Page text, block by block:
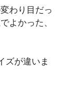
わり目だっ
よかった、
ズが違いま